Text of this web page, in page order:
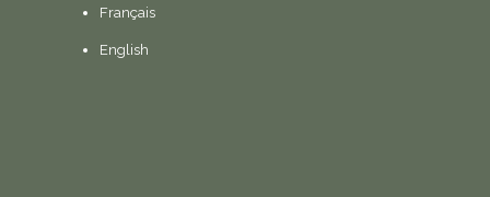
Français
English